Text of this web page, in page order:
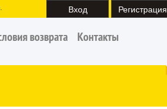
Вход Регистрация
возврата Контакты